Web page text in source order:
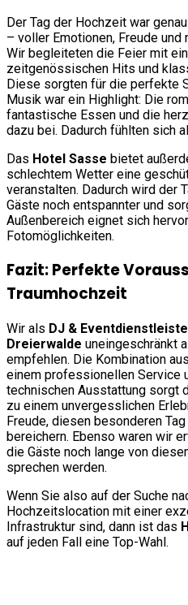
Der Tag der Hochzeit war
– voller Emotionen, Freude
Wir begleiteten die Feier mit
zeitgenössischen Hits und
Diese sorgten für die perfekte
Musik war ein Highlight: Die
fantastische Essen und die
dazu bei. Dadurch fühlten sich
Das Hotel Sasse bietet
schlechtem Wetter eine
veranstalten. Dadurch wird der
Gäste noch entspannter und
Außenbereich eignet sich
Fotomöglichkeiten.
Fazit: Perfekte
Traumhochzeit
Wir als DJ &
Dreierwalde uneingeschränkt
empfehlen. Die Kombination
einem professionellen Service
technischen Ausstattung sorgt
zu einem unvergesslichen
Freude, diesen besonderen
bereichern. Ebenso waren wir
die Gäste noch lange von
sprechen werden.
Wenn Sie also auf der Suche
Hochzeitslocation mit einer
Infrastruktur sind, dann ist das
auf jeden Fall eine Top-Wahl.